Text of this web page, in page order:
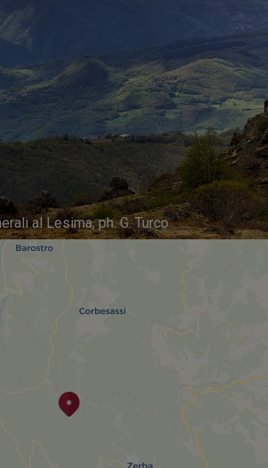
al Lesima, ph. G. Turco